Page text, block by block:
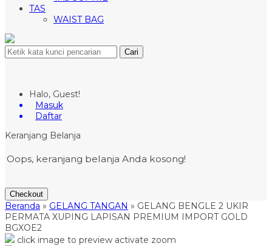
TAS
WAIST BAG
Cari
Halo, Guest!
Masuk
Daftar
Keranjang Belanja
Oops, keranjang belanja Anda kosong!
Checkout
Beranda » GELANG TANGAN » GELANG BENGLE 2 UKIR
PERMATA XUPING LAPISAN PREMIUM IMPORT GOLD
BGXOE2
click image to preview activate zoom